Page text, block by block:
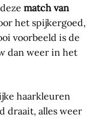
match van
het spijkergoed,
voorbeeld is de
dan weer in het
haarkleuren
draait, alles weer